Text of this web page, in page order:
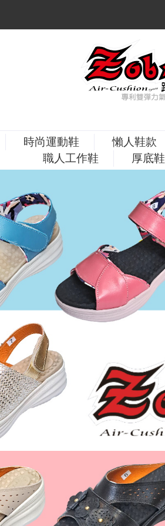
時尚運動鞋 懶人鞋款
職人工作鞋
厚底鞋